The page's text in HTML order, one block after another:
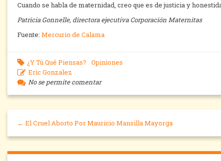
Cuando se habla de maternidad, creo que es de justicia y
Patricia Gonnelle, directora ejecutiva Corporación Maternitas
Fuente: Mercurio de Calama
¿Y Tú Qué Piensas?
Opiniones
Eric Gonzalez
No se permite comentar
← El Cruel Aborto Por Mauricio Mansilla Mayorga